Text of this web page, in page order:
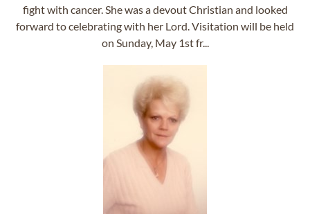
fight with cancer. She was a devout Christian and looked
forward to celebrating with her Lord. Visitation will be held
on Sunday, May 1st fr...